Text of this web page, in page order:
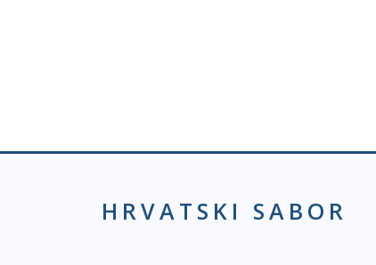
HRVATSKI SABOR